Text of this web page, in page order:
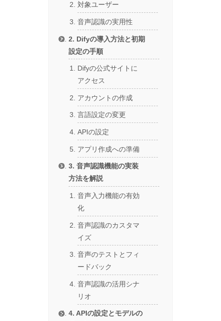
対象ユーザー
音声認識の実用性
2. Difyの導入方法と初期
設定の手順
Difyの公式サイトに
アクセス
アカウントの作成
言語設定の変更
APIの設定
アプリ作成への準備
3. 音声認識機能の実装
方法を解説
音声入力機能の有効
化
音声認識のカスタマ
イズ
音声のテストとフィ
ードバック
音声認識の活用シナ
リオ
4. APIの設定とモデルの